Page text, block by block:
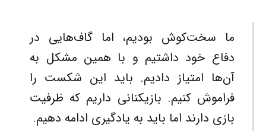
ما سخت‌کوش بودیم، اما گاف‌هایی در
دفاع خود داشتیم و با همین مشکل به
آن‌ها امتیاز دادیم. باید این شکست را
فراموش کنیم. بازیکنانی داریم که ظرفیت
بازی دارند اما باید به یادگیری ادامه دهیم.